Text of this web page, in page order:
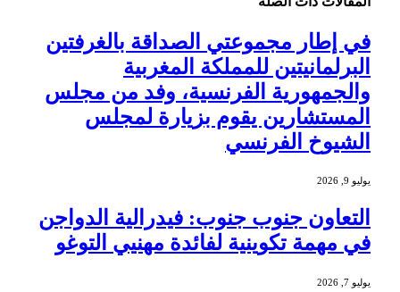
في إطار مجموعتي الصداقة بالغرفتين
البرلمانيتين للمملكة المغربية
والجمهورية الفرنسية، وفد من مجلس
المستشارين يقوم بزيارة لمجلس
الشيوخ الفرنسي
يوليو 9, 2026
التعاون جنوب جنوب: فيدرالية الدواجن
في مهمة تكوينية لفائدة مهنيي التوغو
يوليو 7, 2026